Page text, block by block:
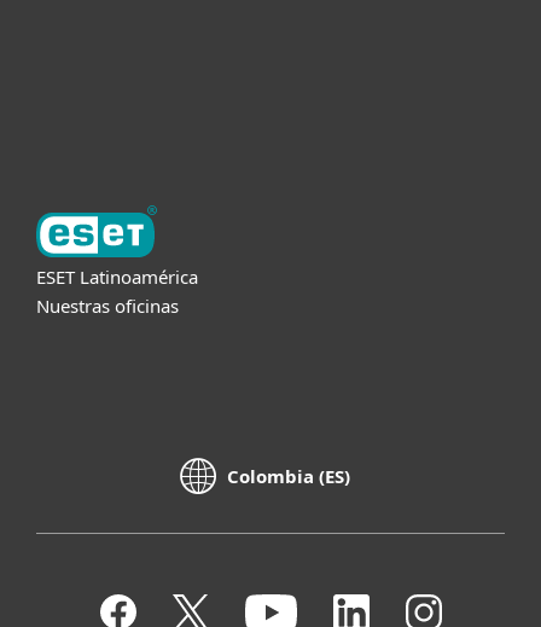
ESET Latinoamérica
Nuestras oficinas
Colombia (ES)